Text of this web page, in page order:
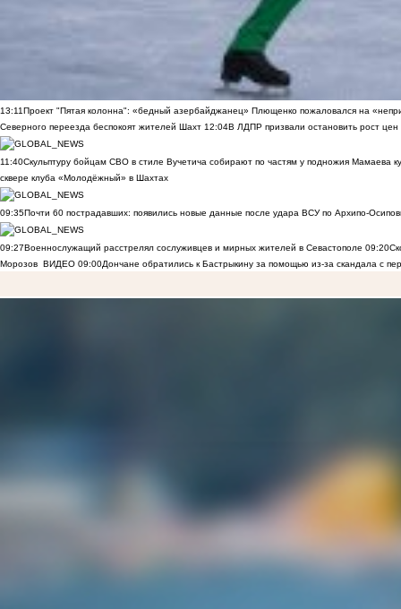
13:11Проект "Пятая колонна": «бедный азербайджанец» Плющенко пожаловался на
Северного переезда беспокоят жителей Шахт 12:04В ЛДПР призвали остановить рост цен
11:40Скульптуру бойцам СВО в стиле Вучетича собирают по частям у подножия Мамаева
сквере клуба «Молодёжный» в Шахтах
09:35Почти 60 пострадавших: появились новые данные после удара ВСУ по Архипо-
09:27Военнослужащий расстрелял сослуживцев и мирных жителей в Севастополе 09:20
Морозов ВИДЕО 09:00Дончане обратились к Бастрыкину за помощью из-за скандала с